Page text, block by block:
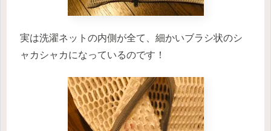
実は洗濯ネットの内側が全て、細かいブラシ状のシ
ャカシャカになっているのです！